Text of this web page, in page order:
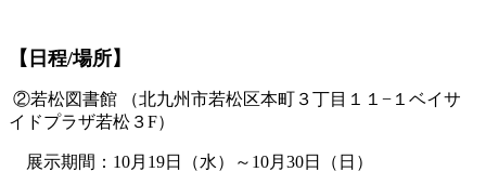
【日程/場所】
②若松図書館 （北九州市若松区本町３丁目１１−１ベイサ
イドプラザ若松３F）
展示期間：10月19日（水）～10月30日（日）